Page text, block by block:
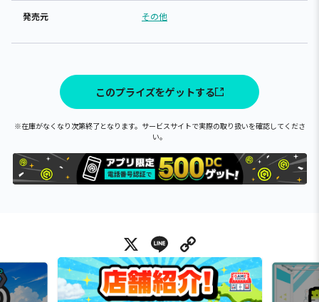
発売元 その他
このプライズをゲットする
※在庫がなくなり次第終了となります。サービスサイトで実際の取り扱いを確認してくださ
い。
X Line